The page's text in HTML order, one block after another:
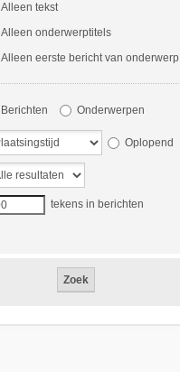
Alleen tekst
Alleen onderwerptitels
Alleen eerste bericht van onderwerp
Berichten Onderwerpen
Oplopend
tekens in berichten